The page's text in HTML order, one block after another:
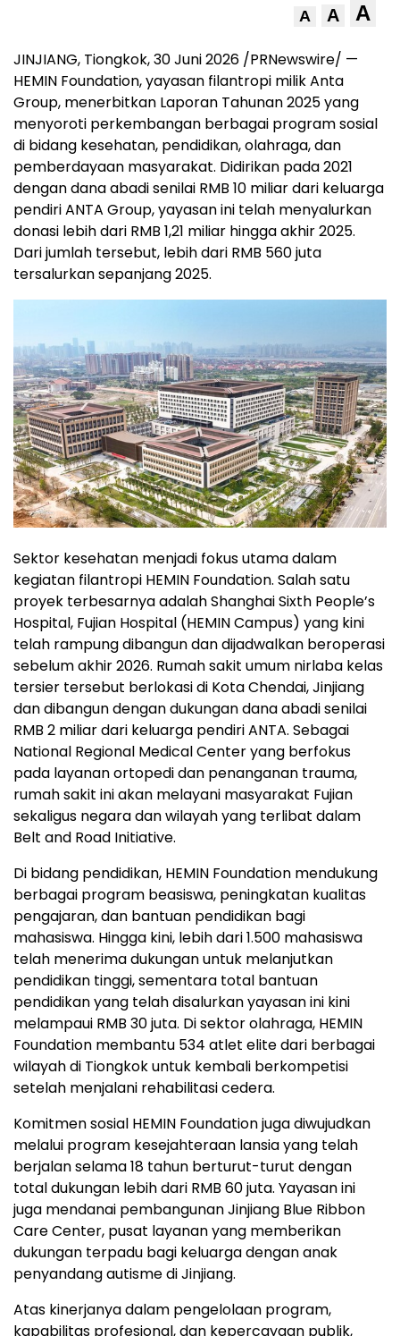
A A A
JINJIANG, Tiongkok, 30 Juni 2026 /PRNewswire/ —
HEMIN Foundation, yayasan filantropi milik Anta
Group, menerbitkan Laporan Tahunan 2025 yang
menyoroti perkembangan berbagai program sosial
di bidang kesehatan, pendidikan, olahraga, dan
pemberdayaan masyarakat. Didirikan pada 2021
dengan dana abadi senilai RMB 10 miliar dari keluarga
pendiri ANTA Group, yayasan ini telah menyalurkan
donasi lebih dari RMB 1,21 miliar hingga akhir 2025.
Dari jumlah tersebut, lebih dari RMB 560 juta
tersalurkan sepanjang 2025.
Sektor kesehatan menjadi fokus utama dalam
kegiatan filantropi HEMIN Foundation. Salah satu
proyek terbesarnya adalah Shanghai Sixth People’s
Hospital, Fujian Hospital (HEMIN Campus) yang kini
telah rampung dibangun dan dijadwalkan beroperasi
sebelum akhir 2026. Rumah sakit umum nirlaba kelas
tersier tersebut berlokasi di Kota Chendai, Jinjiang
dan dibangun dengan dukungan dana abadi senilai
RMB 2 miliar dari keluarga pendiri ANTA. Sebagai
National Regional Medical Center yang berfokus
pada layanan ortopedi dan penanganan trauma,
rumah sakit ini akan melayani masyarakat Fujian
sekaligus negara dan wilayah yang terlibat dalam
Belt and Road Initiative.
Di bidang pendidikan, HEMIN Foundation mendukung
berbagai program beasiswa, peningkatan kualitas
pengajaran, dan bantuan pendidikan bagi
mahasiswa. Hingga kini, lebih dari 1.500 mahasiswa
telah menerima dukungan untuk melanjutkan
pendidikan tinggi, sementara total bantuan
pendidikan yang telah disalurkan yayasan ini kini
melampaui RMB 30 juta. Di sektor olahraga, HEMIN
Foundation membantu 534 atlet elite dari berbagai
wilayah di Tiongkok untuk kembali berkompetisi
setelah menjalani rehabilitasi cedera.
Komitmen sosial HEMIN Foundation juga diwujudkan
melalui program kesejahteraan lansia yang telah
berjalan selama 18 tahun berturut-turut dengan
total dukungan lebih dari RMB 60 juta. Yayasan ini
juga mendanai pembangunan Jinjiang Blue Ribbon
Care Center, pusat layanan yang memberikan
dukungan terpadu bagi keluarga dengan anak
penyandang autisme di Jinjiang.
Atas kinerjanya dalam pengelolaan program,
kapabilitas profesional, dan kepercayaan publik,